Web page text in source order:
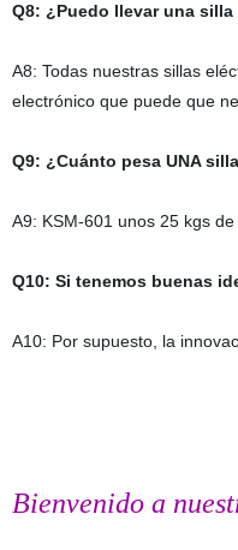
Q8: ¿Puedo llevar una
A8: Todas nuestras sillas
electrónico que puede que
Q9: ¿Cuánto pesa UNA
A9: KSM-601 unos 25 kgs
Q10: Si tenemos buenas
A10: Por supuesto, la
Bienvenido a